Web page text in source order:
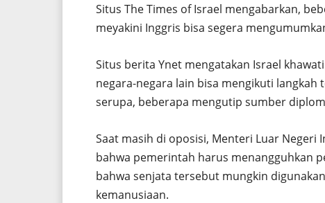
Situs The Times of Israel mengabarkan,
meyakini Inggris bisa segera
Situs berita Ynet mengatakan Israel
negara-negara lain bisa mengikuti
serupa, beberapa mengutip sumber
Saat masih di oposisi, Menteri Luar Negeri
bahwa pemerintah harus menangguhkan
bahwa senjata tersebut mungkin
kemanusiaan.